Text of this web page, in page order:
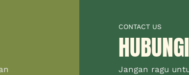
CONTACT US
Jangan ragu